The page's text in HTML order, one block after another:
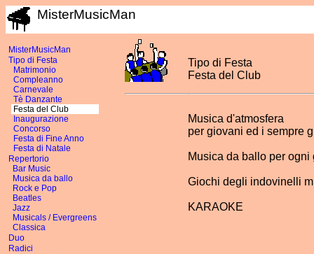
MisterMusicMan
MisterMusicMan
Tipo di Festa
Matrimonio
Compleanno
Carnevale
Tè Danzante
Festa del Club
Inaugurazione
Concorso
Festa di Fine Anno
Festa di Natale
Repertorio
Bar Music
Musica da ballo
Rock e Pop
Beatles
Jazz
Musicals / Evergreens
Classica
Duo
Radici
Tipo di Festa
Festa del Club
Musica d'atmosfera
per giovani ed i sempre
Musica da ballo per ogni
Giochi degli indovinelli
KARAOKE